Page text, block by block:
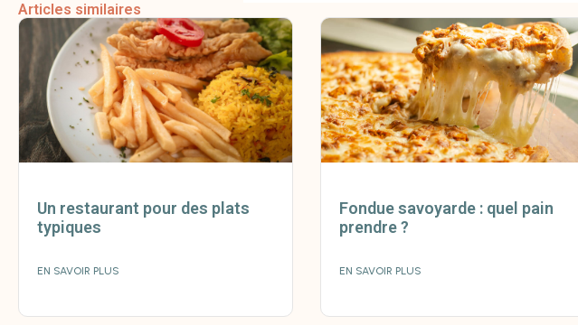
Articles similaires
Un restaurant pour des plats
typiques
EN SAVOIR PLUS
Fondue savoyarde : quel pain
prendre ?
EN SAVOIR PLUS